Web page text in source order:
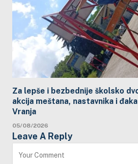
Za lepše i bezbednije školsko
akcija meštana, nastavnika i
Vranja
05/08/2026
Leave A Reply